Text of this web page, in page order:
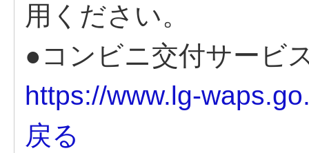
用ください。
●コンビニ交付サービ
https://www.lg-
戻る